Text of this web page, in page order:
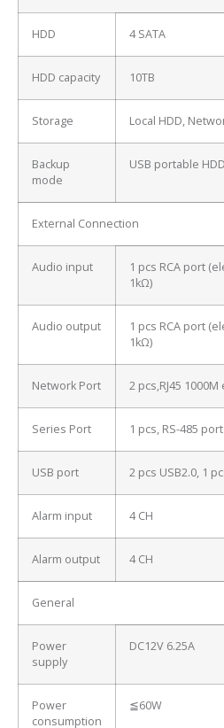
HDD 4 SATA
HDD capacity 10TB
Storage Local HDD,
Backup
mode
USB portable
External Connection
Audio input
1 pcs RCA port
1kΩ)
Audio output
1 pcs RCA port
1kΩ)
Network Port 2 pcs,RJ45
Series Port 1 pcs, RS-485 port
USB port 2 pcs USB2.0, 1
Alarm input 4 CH
Alarm output 4 CH
General
Power
supply
DC12V 6.25A
Power
consumption
≦60W